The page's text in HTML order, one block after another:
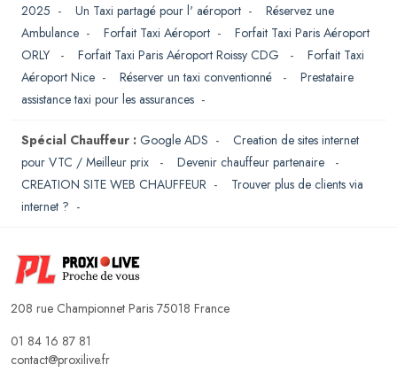
2025 - Un Taxi partagé pour l' aéroport - Réservez une
Ambulance - Forfait Taxi Aéroport - Forfait Taxi Paris Aéroport
ORLY
- Forfait Taxi Paris Aéroport Roissy CDG - Forfait Taxi
Aéroport Nice - Réserver un taxi conventionné - Prestataire
assistance taxi pour les assurances -
Spécial Chauffeur : Google ADS - Creation de sites internet
pour VTC / Meilleur prix
- Devenir chauffeur partenaire
-
CREATION SITE WEB CHAUFFEUR - Trouver plus de clients via
internet ? -
208 rue Championnet Paris 75018 France
01 84 16 87 81
contact@proxilive.fr